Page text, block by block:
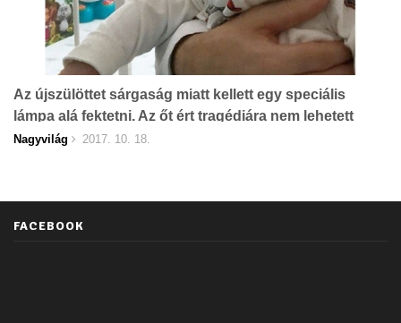
Az újszülöttet sárgaság miatt kellett egy speciális
lámpa alá fektetni. Az őt ért tragédiára nem lehetett
felkészülni.
Nagyvilág 2017. 10. 18.
FACEBOOK